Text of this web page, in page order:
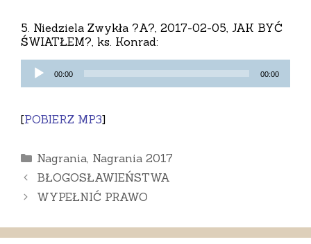
5. Niedziela Zwykła ?A?, 2017-02-05, JAK BYĆ
ŚWIATŁEM?, ks. Konrad:
Odtwarzacz
plików00:00 00:00
[POBIERZ MP3]
Kategorie
Nagrania, Nagrania 2017
BŁOGOSŁAWIEŃSTWA
WYPEŁNIĆ PRAWO